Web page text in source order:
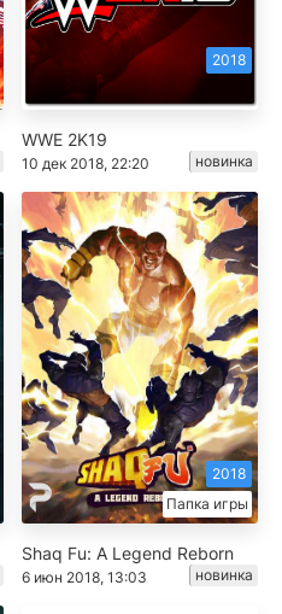
2018
WWE 2K19
10 дек 2018, 22:20 новинка
Папка игры
2018
Shaq Fu: A Legend Reborn
6 июн 2018, 13:03 новинка